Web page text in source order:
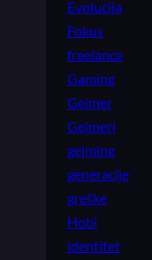
Evolucija
Fokus
freelance
Gaming
Gejmer
Gejmeri
gejming
generacije
greške
Hobi
identitet